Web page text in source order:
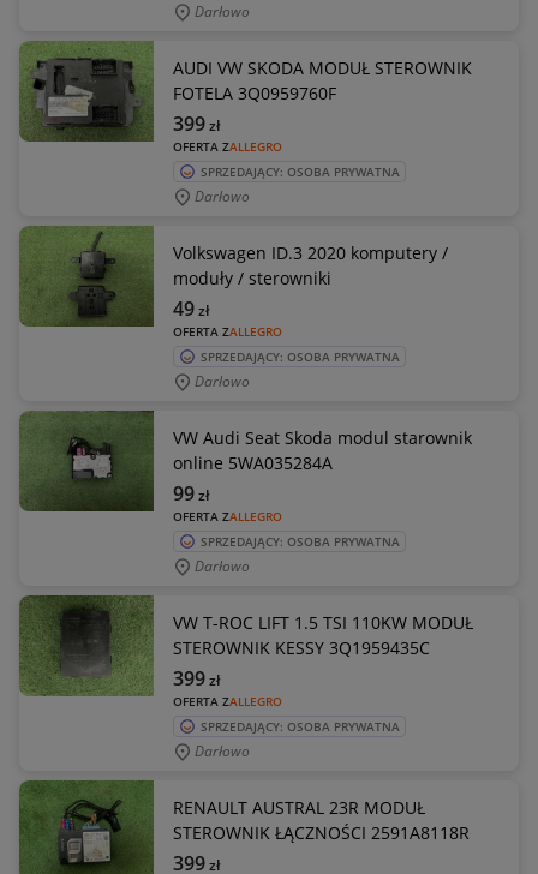
Darłowo
AUDI VW SKODA MODUŁ STEROWNIK
FOTELA 3Q0959760F
OFERTA ZALLEGRO
399zł
SPRZEDAJĄCY: OSOBA PRYWATNA
Darłowo
Volkswagen ID.3 2020 komputery /
moduły / sterowniki
OFERTA ZALLEGRO
49zł
SPRZEDAJĄCY: OSOBA PRYWATNA
Darłowo
VW Audi Seat Skoda modul starownik
online 5WA035284A
OFERTA ZALLEGRO
99zł
SPRZEDAJĄCY: OSOBA PRYWATNA
Darłowo
VW T-ROC LIFT 1.5 TSI 110KW MODUŁ
STEROWNIK KESSY 3Q1959435C
OFERTA ZALLEGRO
399zł
SPRZEDAJĄCY: OSOBA PRYWATNA
Darłowo
RENAULT AUSTRAL 23R MODUŁ
STEROWNIK ŁĄCZNOŚCI 2591A8118R
399zł